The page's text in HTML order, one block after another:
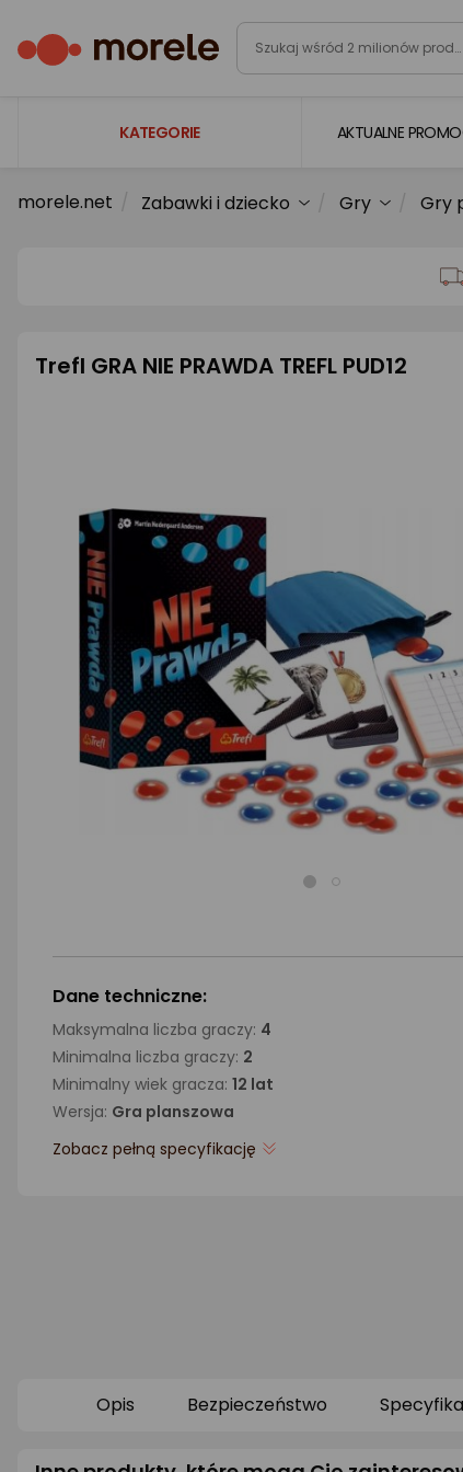
KATEGORIE
Laptopy
Smartfony i smartwatche
AGD małe
Dom i ogród
Biuro i firma
Sport i turystyka
Zabawki i dziecko
Uroda i zdrowie
Supermarket
AKTUALNE
morele.net Zabawki i dziecko Gry Gry
Trefl GRA NIE PRAWDA TREFL PUD12
Dane techniczne:
Maksymalna liczba graczy: 4
Minimalna liczba graczy: 2
Minimalny wiek gracza: 12 lat
Wersja: Gra planszowa
Zobacz pełną specyfikację
Opis Bezpieczeństwo